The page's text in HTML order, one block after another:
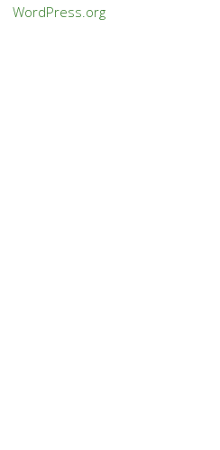
WordPress.org